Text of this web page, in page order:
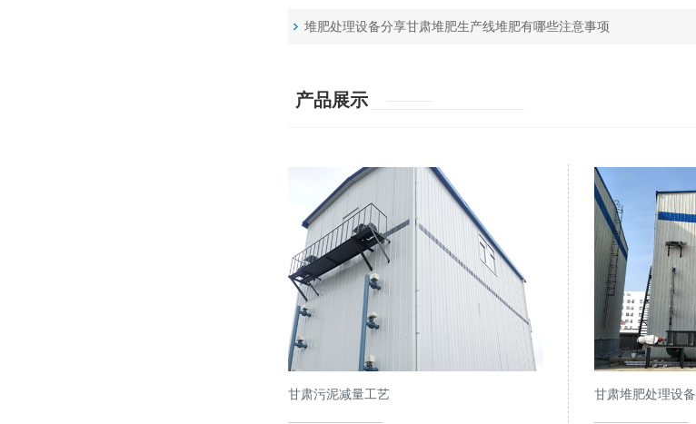
堆肥处理设备分享甘肃堆肥生产线堆肥有哪些注意事项
产品展示
甘肃污泥减量工艺 甘肃堆肥处理设备